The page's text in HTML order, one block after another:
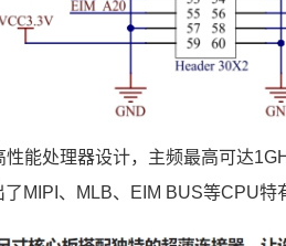
性能处理器设计，主频最高可达
MIPI、MLB、EIM BUS等CPU特